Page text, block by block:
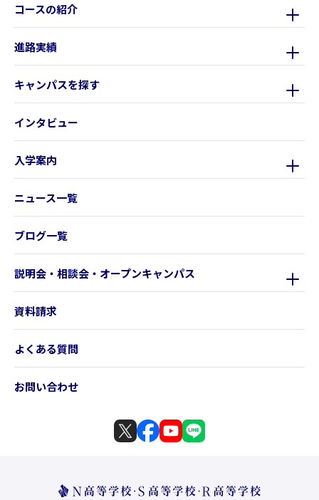
コースの紹介
進路実績
キャンパスを探す
インタビュー
入学案内
ニュース一覧
ブログ一覧
説明会・相談会・オープンキャンパス
資料請求
よくある質問
お問い合わせ